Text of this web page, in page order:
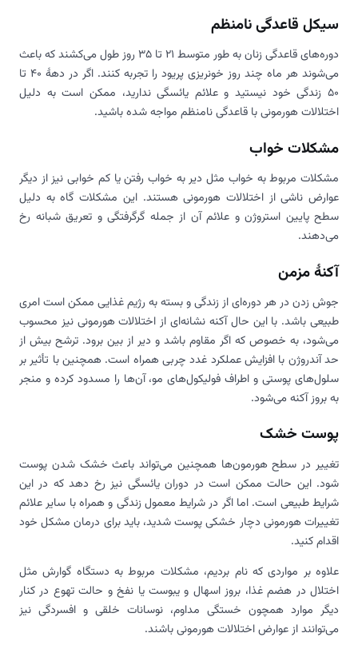
سیکل قاعدگی نامنظم
دوره‌های قاعدگی زنان به طور متوسط 21 تا 35 روز طول می‌کشند که باعث
می‌شوند هر ماه چند روز خونریزی پریود را تجربه کنند. اگر در دهۀ 40 تا
50 زندگی خود نیستید و علائم یائسگی ندارید، ممکن است به دلیل
اختلالات هورمونی با قاعدگی نامنظم مواجه شده باشید.
مشکلات خواب
مشکلات مربوط به خواب مثل دیر به خواب رفتن یا کم خوابی نیز از دیگر
عوارض ناشی از اختلالات هورمونی هستند. این مشکلات گاه به دلیل
سطح پایین استروژن و علائم آن از جمله گرگرفتگی و تعریق شبانه رخ
می‌دهند.
آکنۀ مزمن
جوش زدن در هر دوره‌ای از زندگی و بسته به رژیم غذایی ممکن است امری
طبیعی باشد. با این حال آکنه نشانه‌ای از اختلالات هورمونی نیز محسوب
می‌شود، به خصوص که اگر مقاوم باشد و دیر از بین برود. ترشح بیش از
حد آندروژن با افزایش عملکرد غدد چربی همراه است. همچنین با تأثیر بر
سلول‌های پوستی و اطراف فولیکول‌های مو، آن‌ها را مسدود کرده و منجر
به بروز آکنه می‌شود.
پوست خشک
تغییر در سطح هورمون‌ها همچنین می‌تواند باعث خشک شدن پوست
شود. این حالت ممکن است در دوران یائسگی نیز رخ دهد که در این
شرایط طبیعی است. اما اگر در شرایط معمول زندگی و همراه با سایر علائم
تغییرات هورمونی دچار خشکی پوست شدید، باید برای درمان مشکل خود
اقدام کنید.
علاوه بر مواردی که نام بردیم، مشکلات مربوط به دستگاه گوارش مثل
اختلال در هضم غذا، بروز اسهال و یبوست یا نفخ و حالت تهوع در کنار
دیگر موارد همچون خستگی مداوم، نوسانات خلقی و افسردگی نیز
می‌توانند از عوارض اختلالات هورمونی باشند.